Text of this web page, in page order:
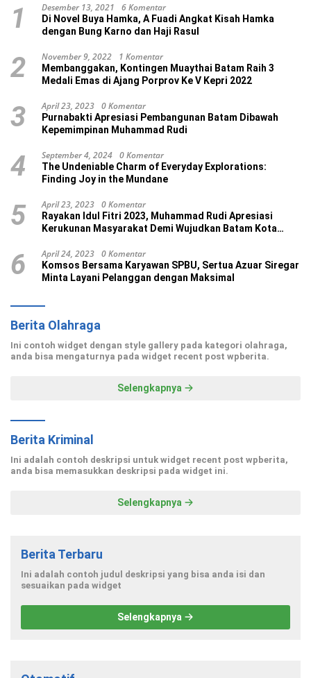
1 Desember 13, 2021 6 Komentar
Di Novel Buya Hamka, A Fuadi Angkat Kisah Hamka
dengan Bung Karno dan Haji Rasul
2 November 9, 2022 1 Komentar
Membanggakan, Kontingen Muaythai Batam Raih 3
Medali Emas di Ajang Porprov Ke V Kepri 2022
3 April 23, 2023 0 Komentar
Purnabakti Apresiasi Pembangunan Batam Dibawah
Kepemimpinan Muhammad Rudi
4 September 4, 2024 0 Komentar
The Undeniable Charm of Everyday Explorations:
Finding Joy in the Mundane
5 April 23, 2023 0 Komentar
Rayakan Idul Fitri 2023, Muhammad Rudi Apresiasi
Kerukunan Masyarakat Demi Wujudkan Batam Kota
6 April 24, 2023 0 Komentar
Komsos Bersama Karyawan SPBU, Sertua Azuar Siregar
Minta Layani Pelanggan dengan Maksimal
Berita Olahraga
Ini contoh widget dengan style gallery pada kategori olahraga,
anda bisa mengaturnya pada widget recent post wpberita.
Selengkapnya
Berita Kriminal
Ini adalah contoh deskripsi untuk widget recent post wpberita,
anda bisa memasukkan deskripsi pada widget ini.
Selengkapnya
Berita Terbaru
Ini adalah contoh judul deskripsi yang bisa anda isi dan
sesuaikan pada widget
Selengkapnya